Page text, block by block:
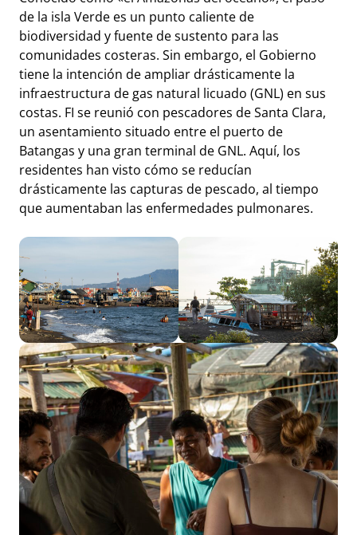
de la isla Verde es un punto caliente de
biodiversidad y fuente de sustento para las
comunidades costeras. Sin embargo, el Gobierno
tiene la intención de ampliar drásticamente la
infraestructura de gas natural licuado (GNL) en sus
costas. FI se reunió con pescadores de Santa Clara,
un asentamiento situado entre el puerto de
Batangas y una gran terminal de GNL. Aquí, los
residentes han visto cómo se reducían
drásticamente las capturas de pescado, al tiempo
que aumentaban las enfermedades pulmonares.